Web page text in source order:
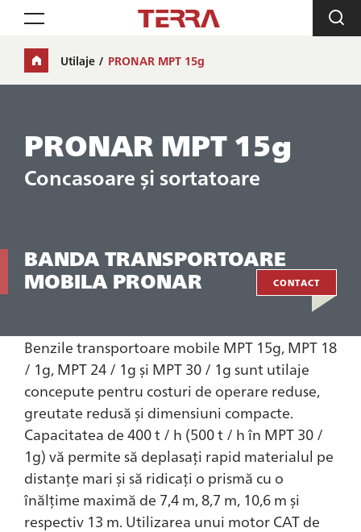
Toggle navigation
Utilaje PRONAR MPT 15g
PRONAR MPT 15g
Concasoare și sortatoare
BANDA TRANSPORTOARE
MOBILA PRONAR
CONTACT
Benzile transportoare mobile MPT 15g, MPT 18
/ 1g, MPT 24 / 1g și MPT 30 / 1g sunt utilaje
concepute pentru costuri de operare reduse,
greutate redusă și dimensiuni compacte.
Capacitatea de 400 t / h (500 t / h în MPT 30 /
1g) vă permite să deplasați rapid materialul pe
distanțe mari și să ridicați o prismă cu o
înălțime maximă de 7,4 m, 8,7 m, 10,6 m și
respectiv 13 m. Utilizarea unui motor CAT de